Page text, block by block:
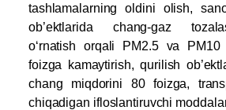
tashlamalarning oldini olish,
ob’ektlarida chang-gaz
o‘rnatish orqali PM2.5 va
foizga kamaytirish, qurilish
chang miqdorini 80 foizga,
chiqadigan ifloslantiruvchi